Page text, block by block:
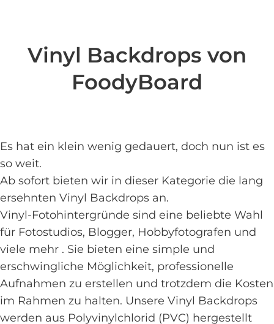
Vinyl Backdrops von
FoodyBoard
Es hat ein klein wenig gedauert, doch nun ist es
so weit.
Ab sofort bieten wir in dieser Kategorie die lang
ersehnten Vinyl Backdrops an.
Vinyl-Fotohintergründe sind eine beliebte Wahl
für Fotostudios, Blogger, Hobbyfotografen und
viele mehr . Sie bieten eine simple und
erschwingliche Möglichkeit, professionelle
Aufnahmen zu erstellen und trotzdem die Kosten
im Rahmen zu halten. Unsere Vinyl Backdrops
werden aus Polyvinylchlorid (PVC) hergestellt